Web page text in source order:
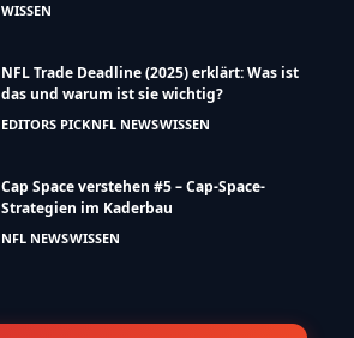
WISSEN
NFL Trade Deadline (2025) erklärt: Was ist
das und warum ist sie wichtig?
EDITORS PICKNFL NEWSWISSEN
Cap Space verstehen #5 – Cap-Space-
Strategien im Kaderbau
NFL NEWSWISSEN